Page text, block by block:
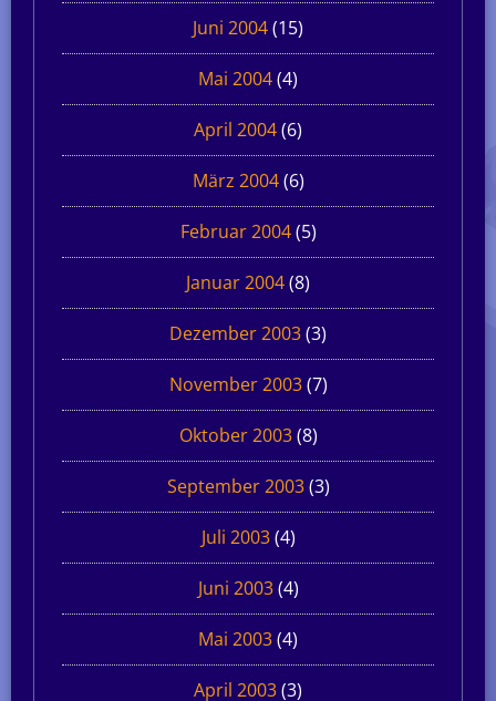
Juni 2004(15)
Mai 2004(4)
April 2004(6)
März 2004(6)
Februar 2004(5)
Januar 2004(8)
Dezember 2003(3)
November 2003(7)
Oktober 2003(8)
September 2003(3)
Juli 2003(4)
Juni 2003(4)
Mai 2003(4)
April 2003(3)